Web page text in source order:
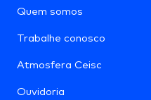
Quem somos
Trabalhe conosco
Atmosfera Ceisc
Ouvidoria